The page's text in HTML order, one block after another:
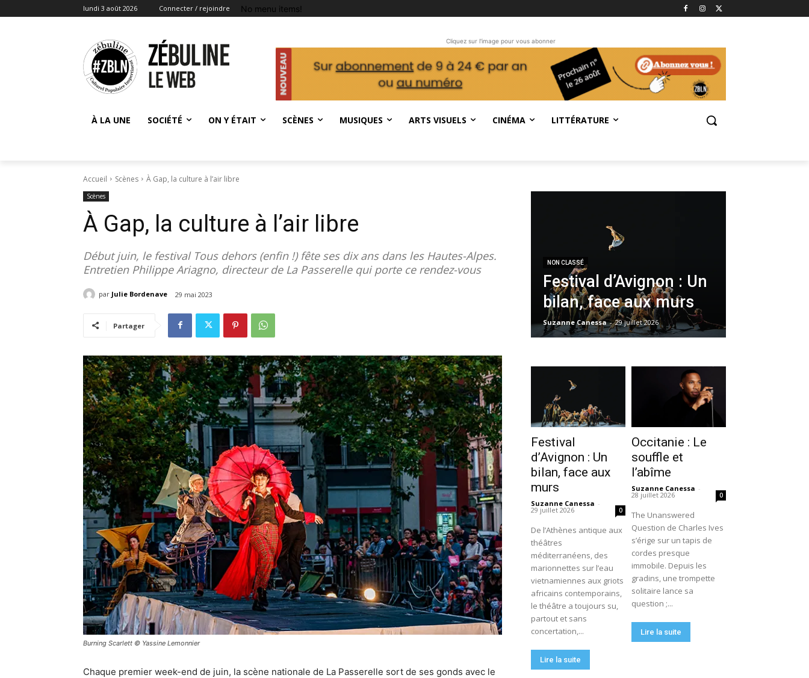
lundi 3 août 2026 Connecter / rejoindre No menu items!
Cliquez sur l'image pour vous abonner
À LA UNE SOCIÉTÉ ON Y ÉTAIT SCÈNES MUSIQUES ARTS VISUELS CINÉMA LITTÉRATURE
Accueil Scènes À Gap, la culture à l’air libre
Scènes
À Gap, la culture à l’air libre
Début juin, le festival Tous dehors (enfin !) fête ses dix ans dans les Hautes-Alpes.
Entretien Philippe Ariagno, directeur de La Passerelle qui porte ce rendez-vous
par Julie Bordenave 29 mai 2023
Partager
Burning Scarlett © Yassine Lemonnier
Chaque premier week-end de juin, la scène nationale de La Passerelle sort de ses gonds avec le
NON CLASSÉ
Festival d’Avignon : Un
bilan, face aux murs
Suzanne Canessa - 29 juillet 2026
Festival
d’Avignon : Un
bilan, face aux
murs
Suzanne Canessa -
29 juillet 2026 0
De l’Athènes antique aux
théâtres
méditerranéens, des
marionnettes sur l’eau
vietnamiennes aux griots
africains contemporains,
le théâtre a toujours su,
partout et sans
concertation,...
Lire la suite
Occitanie : Le
souffle et
l’abîme
Suzanne Canessa -
28 juillet 2026 0
The Unanswered
Question de Charles Ives
s’érige sur un tapis de
cordes presque
immobile. Depuis les
gradins, une trompette
solitaire lance sa
question ;...
Lire la suite